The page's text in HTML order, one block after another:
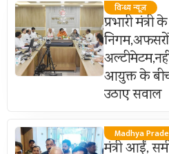
विन्ध्य न्यूज़
प्रभारी मंत्री
आयुक्त के बीच
उठाए सवाल
Madhya
मंत्री आईं,